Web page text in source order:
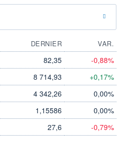
DERNIER
VAR.
82,35 -0,88%
8 714,93 +0,17%
4 342,26 0,00%
1,15586 0,00%
27,6 -0,79%